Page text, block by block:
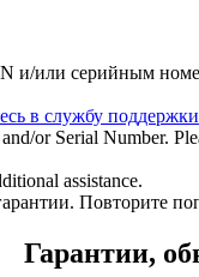
и/или серийным
в службу поддержки
or Serial Number.
assistance.
Повторите
Гарантии,